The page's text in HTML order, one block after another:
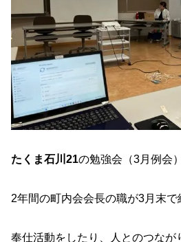
たくま石川21の勉強会（3月例会
2年間の町内会会長の職が3月末で
奉仕活動をしたり、人とのつなが